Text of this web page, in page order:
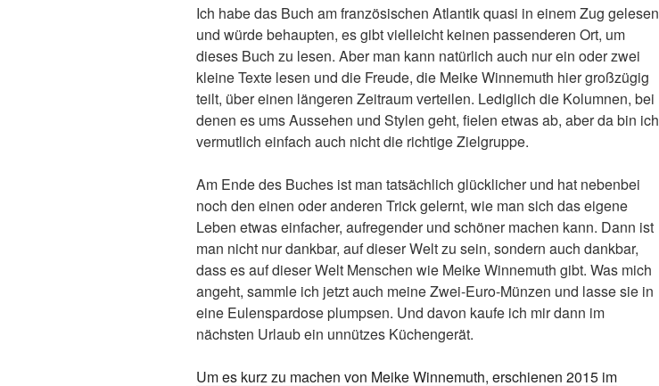
Ich habe das Buch am französischen Atlantik quasi in einem Zug gelesen
und würde behaupten, es gibt vielleicht keinen passenderen Ort, um
dieses Buch zu lesen. Aber man kann natürlich auch nur ein oder zwei
kleine Texte lesen und die Freude, die Meike Winnemuth hier großzügig
teilt, über einen längeren Zeitraum verteilen. Lediglich die Kolumnen, bei
denen es ums Aussehen und Stylen geht, fielen etwas ab, aber da bin ich
vermutlich einfach auch nicht die richtige Zielgruppe.
Am Ende des Buches ist man tatsächlich glücklicher und hat nebenbei
noch den einen oder anderen Trick gelernt, wie man sich das eigene
Leben etwas einfacher, aufregender und schöner machen kann. Dann ist
man nicht nur dankbar, auf dieser Welt zu sein, sondern auch dankbar,
dass es auf dieser Welt Menschen wie Meike Winnemuth gibt. Was mich
angeht, sammle ich jetzt auch meine Zwei-Euro-Münzen und lasse sie in
eine Eulenspardose plumpsen. Und davon kaufe ich mir dann im
nächsten Urlaub ein unnützes Küchengerät.
Um es kurz zu machen von Meike Winnemuth, erschienen 2015 im